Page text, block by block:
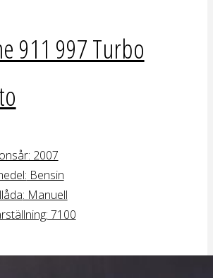
911 997 Turbo
2007
Bensin
: Manuell
7100